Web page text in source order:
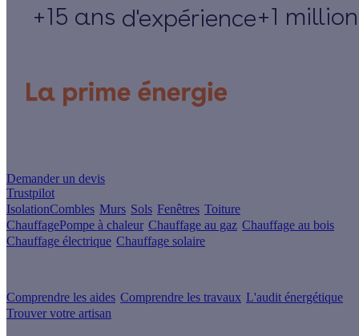
+15 ans d'expérience+1
Demander un devis
Trustpilot
IsolationCombles Murs Sols Fenêtres Toiture
ChauffagePompe à chaleur Chauffage au gaz Chauffage au bois
Chauffage électrique Chauffage solaire
Comprendre les aides Comprendre les travaux L'audit énergétique
Trouver votre artisan